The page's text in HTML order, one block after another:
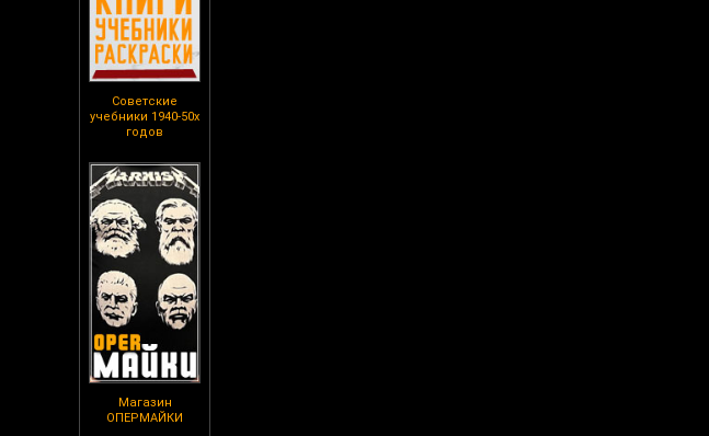
Советские
учебники 1940-50х
годов
Магазин
ОПЕРМАЙКИ